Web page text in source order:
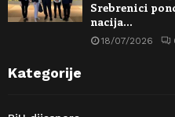
Srebrenici
nacija…
18/07/2026
Kategorije